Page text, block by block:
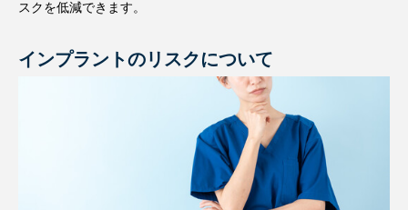
スクを低減できます。
インプラントのリスクについて